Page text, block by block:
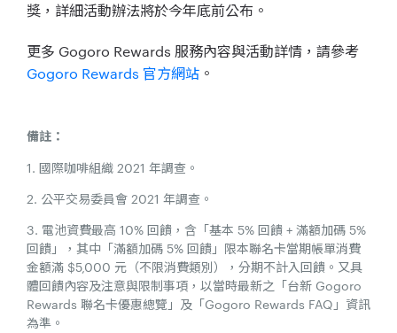
獎，詳細活動辦法將於今年底前公布。
更多 Gogoro Rewards 服務內容與活動詳情，請參考
Gogoro Rewards 官方網站 。
備註：
1. 國際咖啡組織 2021 年調查。
2. 公平交易委員會 2021 年調查。
3. 電池資費最高 10% 回饋，含「基本 5% 回饋 + 滿額加碼 5%
回饋」，其中「滿額加碼 5% 回饋」限本聯名卡當期帳單消費
金額滿 $5,000 元（不限消費類別），分期不計入回饋。又具
體回饋內容及注意與限制事項，以當時最新之「台新 Gogoro
Rewards 聯名卡優惠總覽」及「Gogoro Rewards FAQ」資訊
為準。